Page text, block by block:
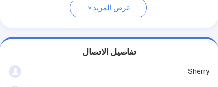
عرض المزيد
تفاصيل الاتصال
Sherry